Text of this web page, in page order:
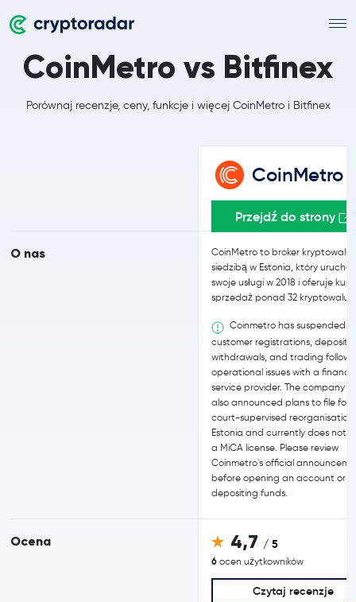
CoinMetro vs Bitfinex
Porównaj recenzje, ceny, funkcje i więcej CoinMetro i Bitfinex
O nas
Ocena
CoinMetro
Przejdź do strony
CoinMetro to broker
siedzibą w Estonia, który
swoje usługi w 2018 i oferuje
sprzedaż ponad 32 kryptowalut.
Coinmetro has suspended
customer registrations, deposits,
withdrawals, and trading
operational issues with a
service provider. The company
also announced plans to file for
court-supervised reorganisation
Estonia and currently does not
a MiCA license. Please review
Coinmetro's official
before opening an account or
depositing funds.
4,7 / 5
6 ocen użytkowników
Czytaj recenzje